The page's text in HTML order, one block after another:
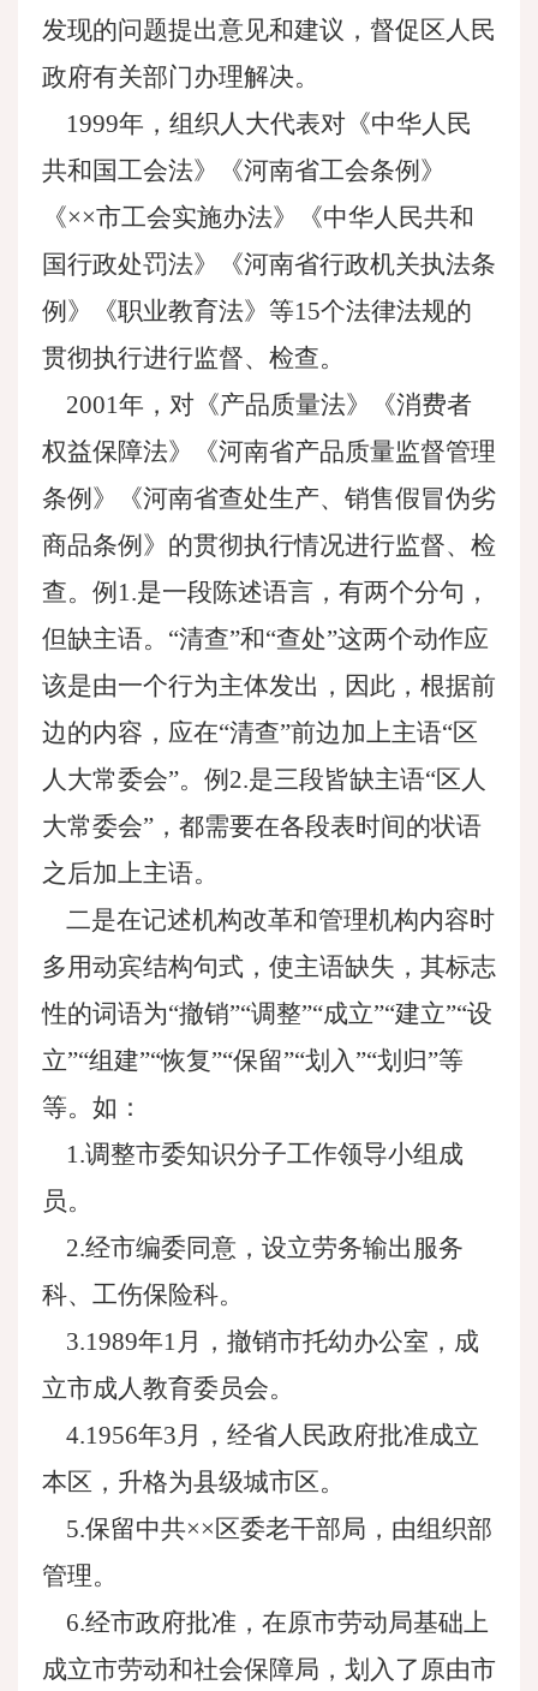
发现的问题提出意见和建议，督促区人民
政府有关部门办理解决。
1999年，组织人大代表对《中华人民
共和国工会法》《河南省工会条例》
《××市工会实施办法》《中华人民共和
国行政处罚法》《河南省行政机关执法条
例》《职业教育法》等15个法律法规的
贯彻执行进行监督、检查。
2001年，对《产品质量法》《消费者
权益保障法》《河南省产品质量监督管理
条例》《河南省查处生产、销售假冒伪劣
商品条例》的贯彻执行情况进行监督、检
查。例1.是一段陈述语言，有两个分句，
但缺主语。“清查”和“查处”这两个动作应
该是由一个行为主体发出，因此，根据前
边的内容，应在“清查”前边加上主语“区
人大常委会”。例2.是三段皆缺主语“区人
大常委会”，都需要在各段表时间的状语
之后加上主语。
二是在记述机构改革和管理机构内容时
多用动宾结构句式，使主语缺失，其标志
性的词语为“撤销”“调整”“成立”“建立”“设
立”“组建”“恢复”“保留”“划入”“划归”等
等。如：
1.调整市委知识分子工作领导小组成
员。
2.经市编委同意，设立劳务输出服务
科、工伤保险科。
3.1989年1月，撤销市托幼办公室，成
立市成人教育委员会。
4.1956年3月，经省人民政府批准成立
本区，升格为县级城市区。
5.保留中共××区委老干部局，由组织部
管理。
6.经市政府批准，在原市劳动局基础上
成立市劳动和社会保障局，划入了原由市